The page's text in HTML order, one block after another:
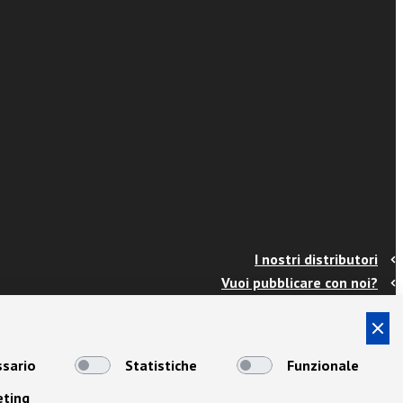
I nostri distributori
Vuoi pubblicare con noi?
Info e spedizioni
Termini e condizioni
Cookies
Statistiche
Funzionale